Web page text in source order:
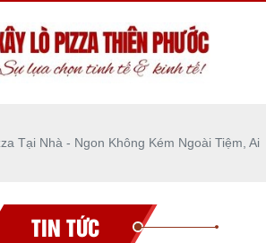
Tại Nhà - Ngon Không Kém Ngoài Tiệm, Ai
TIN TỨC